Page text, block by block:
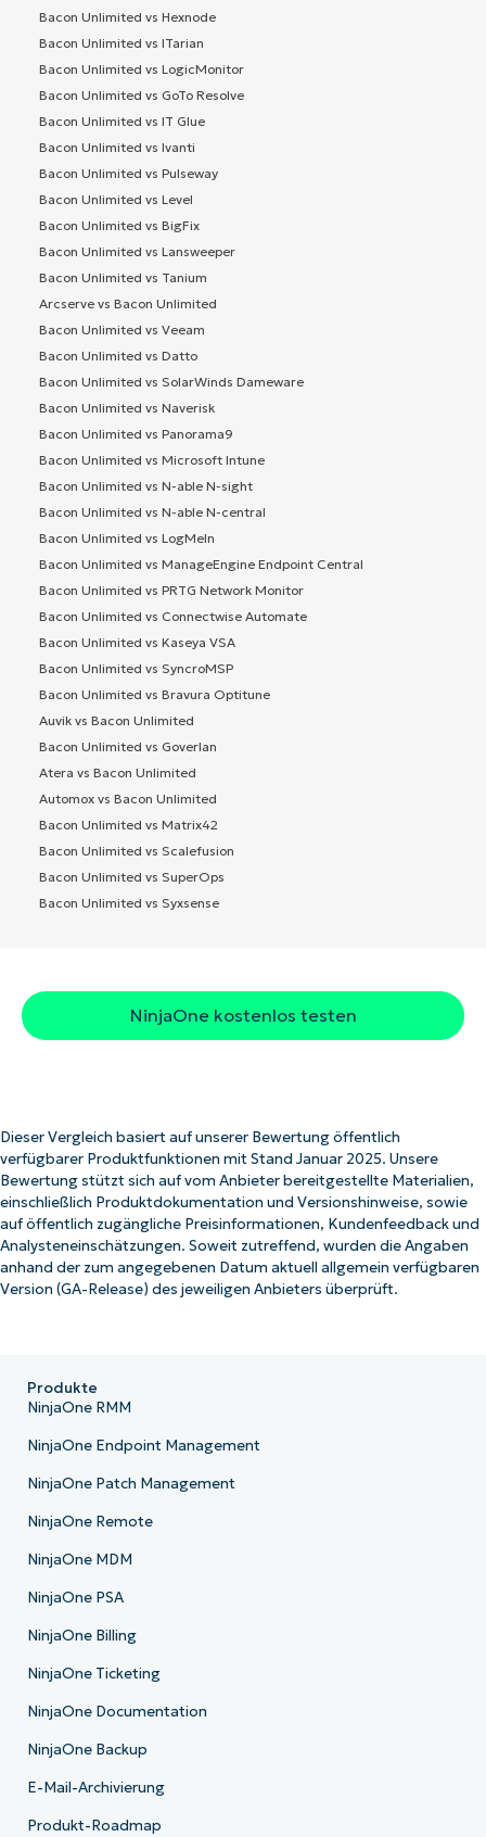
Bacon Unlimited vs Hexnode
Bacon Unlimited vs ITarian
Bacon Unlimited vs LogicMonitor
Bacon Unlimited vs GoTo Resolve
Bacon Unlimited vs IT Glue
Bacon Unlimited vs Ivanti
Bacon Unlimited vs Pulseway
Bacon Unlimited vs Level
Bacon Unlimited vs BigFix
Bacon Unlimited vs Lansweeper
Bacon Unlimited vs Tanium
Arcserve vs Bacon Unlimited
Bacon Unlimited vs Veeam
Bacon Unlimited vs Datto
Bacon Unlimited vs SolarWinds Dameware
Bacon Unlimited vs Naverisk
Bacon Unlimited vs Panorama9
Bacon Unlimited vs Microsoft Intune
Bacon Unlimited vs N-able N-sight
Bacon Unlimited vs N-able N-central
Bacon Unlimited vs LogMeIn
Bacon Unlimited vs ManageEngine Endpoint Central
Bacon Unlimited vs PRTG Network Monitor
Bacon Unlimited vs Connectwise Automate
Bacon Unlimited vs Kaseya VSA
Bacon Unlimited vs SyncroMSP
Bacon Unlimited vs Bravura Optitune
Auvik vs Bacon Unlimited
Bacon Unlimited vs Goverlan
Atera vs Bacon Unlimited
Automox vs Bacon Unlimited
Bacon Unlimited vs Matrix42
Bacon Unlimited vs Scalefusion
Bacon Unlimited vs SuperOps
Bacon Unlimited vs Syxsense
NinjaOne kostenlos testen
Dieser Vergleich basiert auf unserer Bewertung öffentlich
verfügbarer Produktfunktionen mit Stand Januar 2025. Unsere
Bewertung stützt sich auf vom Anbieter bereitgestellte Materialien,
einschließlich Produktdokumentation und Versionshinweise, sowie
auf öffentlich zugängliche Preisinformationen, Kundenfeedback und
Analysteneinschätzungen. Soweit zutreffend, wurden die Angaben
anhand der zum angegebenen Datum aktuell allgemein verfügbaren
Version (GA-Release) des jeweiligen Anbieters überprüft.
Produkte
NinjaOne RMM
NinjaOne Endpoint Management
NinjaOne Patch Management
NinjaOne Remote
NinjaOne MDM
NinjaOne PSA
NinjaOne Billing
NinjaOne Ticketing
NinjaOne Documentation
NinjaOne Backup
E-Mail-Archivierung
Produkt-Roadmap